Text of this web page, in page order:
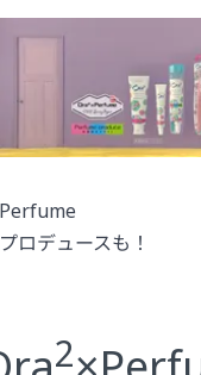
Perfume
プロデュースも！
2